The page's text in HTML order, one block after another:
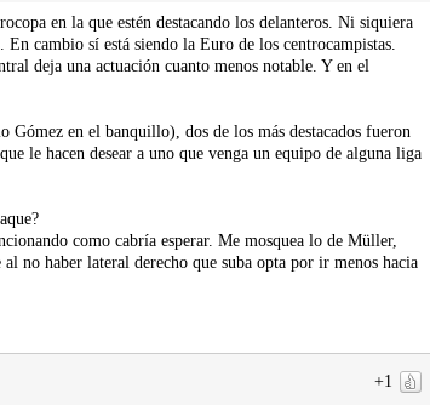
en la que estén destacando los delanteros. Ni siquiera
cambio sí está siendo la Euro de los centrocampistas.
deja una actuación cuanto menos notable. Y en el
en el banquillo), dos de los más destacados fueron
le hacen desear a uno que venga un equipo de alguna liga
como cabría esperar. Me mosquea lo de Müller,
no haber lateral derecho que suba opta por ir menos hacia
+1